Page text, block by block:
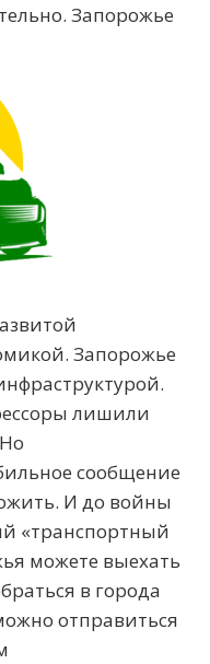
Запорожье
Запорожье
лишили
сообщение
И до войны
«транспортный
можете выехать
в города
отправиться